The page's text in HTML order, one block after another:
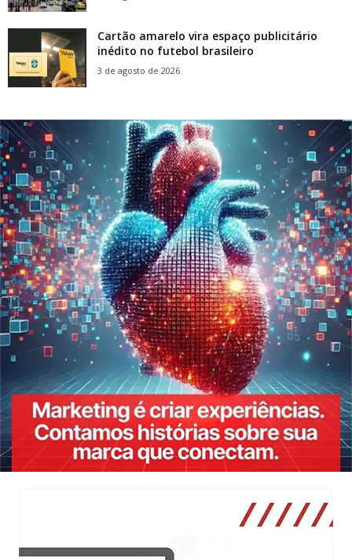
Cartão amarelo vira espaço publicitário
inédito no futebol brasileiro
3 de agosto de 2026